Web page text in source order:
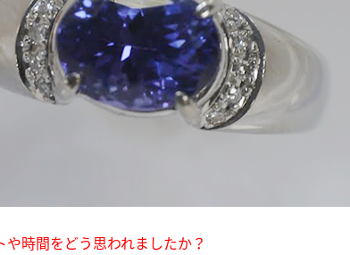
時間をどう思われましたか？